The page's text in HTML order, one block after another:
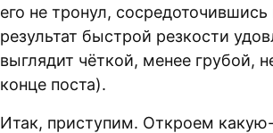
его не тронул,
результат быстрой резкости
выглядит чёткой, менее грубой,
конце поста).
Итак, приступим. Откроем